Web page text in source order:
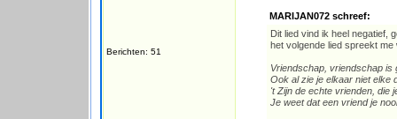
Berichten: 51
MARIJAN072 schreef:
Dit lied vind ik heel negatief,
het volgende lied spreekt me
Vriendschap, vriendschap is
Ook al zie je elkaar niet elke
't Zijn de echte vrienden, die
Je weet dat een vriend je